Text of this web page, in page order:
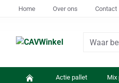
Home Over ons Contact
Waar
Actie pallet Mix